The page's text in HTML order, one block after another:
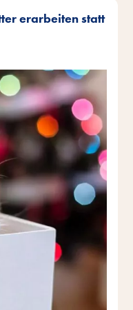
erarbeiten statt